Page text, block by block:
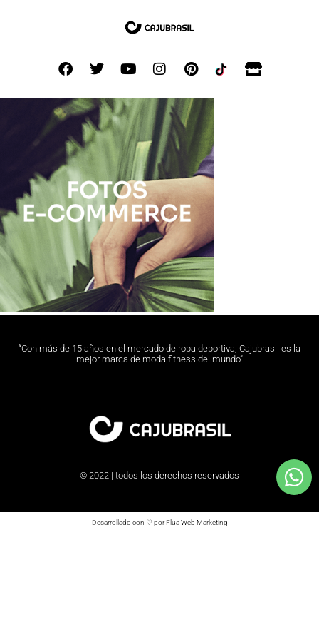
“Con más de 15 años en el mercado de ropa deportiva, Cajubrasil es la
mejor marca de moda fitness del mundo”
© 2022 | todos los derechos reservados
Desarrollado con ♡ por Flua Web Marketing